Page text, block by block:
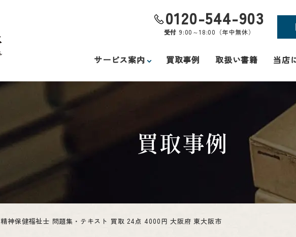
サービス案内 買取事例 取扱い書籍 当店
0120-544-903
受付 9:00～18:00（年中無休）
買取事例
精神保健福祉士 問題集・テキスト 買取 24点 4000円 大阪府 東大阪市